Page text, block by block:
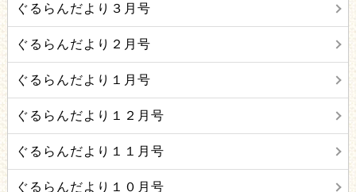
ぐるらんだより３月号
ぐるらんだより２月号
ぐるらんだより１月号
ぐるらんだより１２月号
ぐるらんだより１１月号
ぐるらんだより１０月号